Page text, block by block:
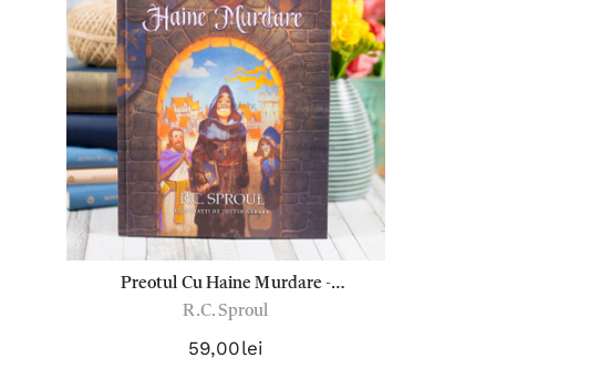
Preotul Cu Haine Murdare -
R.C.Sproul
R.C. Sproul
59,00lei